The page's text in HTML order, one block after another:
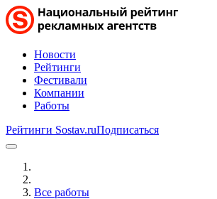
Новости
Рейтинги
Фестивали
Компании
Работы
Рейтинги Sostav.ruПодписаться
Все работы